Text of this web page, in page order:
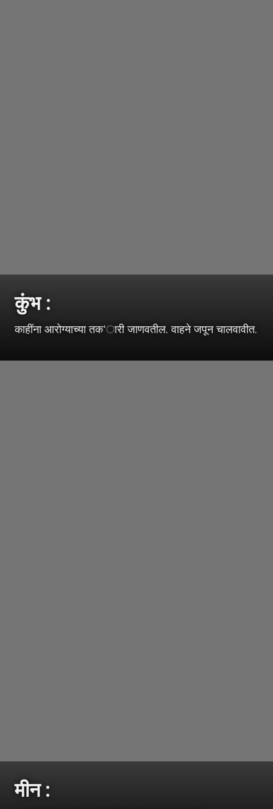
कुंभ :
काहींना आरोग्याच्या तक‘ारी जाणवतील. वाहने जपून चालवावीत.
मीन :